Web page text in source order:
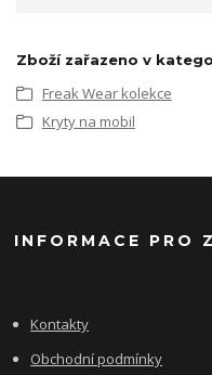
Zboží zařazeno v
Freak Wear kolekce
Kryty na mobil
INFORMACE PRO
Kontakty
Obchodní podmínky